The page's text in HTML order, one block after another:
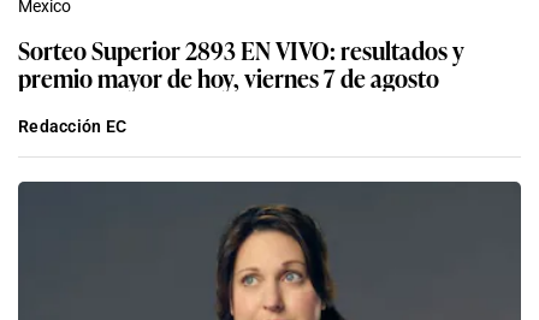
Mexico
Sorteo Superior 2893 EN VIVO: resultados y
premio mayor de hoy, viernes 7 de agosto
Redacción EC